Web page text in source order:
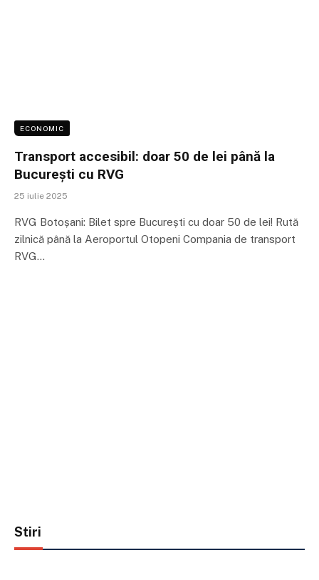
ECONOMIC
Transport accesibil: doar 50 de lei până la
București cu RVG
25 iulie 2025
RVG Botoșani: Bilet spre București cu doar 50 de lei! Rută
zilnică până la Aeroportul Otopeni Compania de transport
RVG…
Stiri